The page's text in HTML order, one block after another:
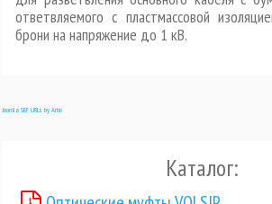
ответвляемого с пластмассовой
брони на напряжение до 1 кВ.
Joomla SEF URLs by Artio
Каталог: